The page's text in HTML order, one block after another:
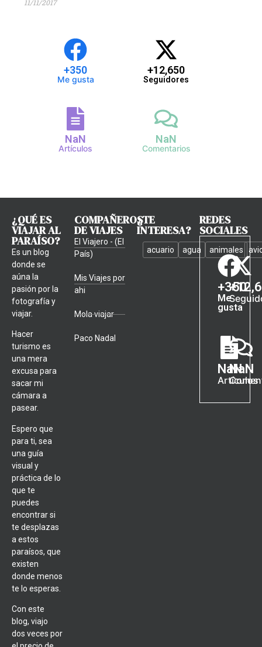
11/11/2017
+350
Me gusta
+12,650
Seguidores
NaN
Artículos
NaN
Comentarios
¿QUÉ ES
VIAJAR AL
PARAÍSO?
Es un blog
donde se
aúna la
pasión por la
fotografía y
viajar.
Hacer
turismo es
una mera
excusa para
sacar mi
cámara a
pasear.
Espero que
para ti, sea
una guía
visual y
práctica de lo
que te
puedes
encontrar si
te desplazas
a estos
paraísos, que
existen
donde menos
te lo esperas.
Con este
blog, viajo
dos veces por
COMPAÑEROS
DE VIAJES
El Viajero - (El
País)
Mis Viajes por
ahi
Mola viajar
Paco Nadal
¿TE
INTERESA?
acuario agua animales
REDES
SOCIALES
+350
Me
gusta
+
NaN
Artículos
NaN